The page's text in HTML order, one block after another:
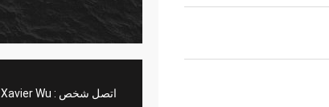
اتصل شخص : Xavier Wu